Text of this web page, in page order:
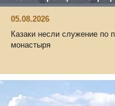
05.08.2026
Казаки несли служение по
монастыря